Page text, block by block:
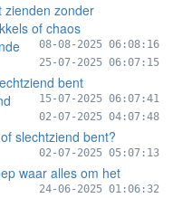
zienden zonder
of chaos
08-08-2025 06:08:16
25-07-2025 06:07:15
bent
15-07-2025 06:07:41
02-07-2025 04:07:48
slechtziend bent?
02-07-2025 05:07:13
waar alles om het
24-06-2025 01:06:32